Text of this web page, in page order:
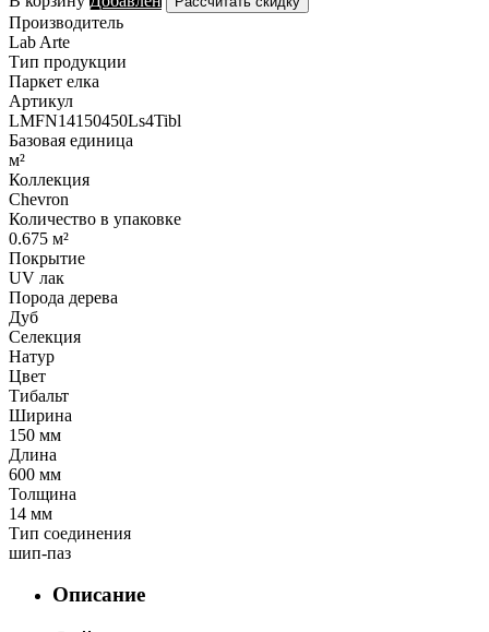
Производитель
Lab Arte
Тип продукции
Паркет елка
Артикул
LMFN14150450Ls4Tibl
Базовая единица
м²
Коллекция
Chevron
Количество в упаковке
0.675 м²
Покрытие
UV лак
Порода дерева
Дуб
Селекция
Натур
Цвет
Тибальт
Ширина
150 мм
Длина
600 мм
Толщина
14 мм
Тип соединения
шип-паз
Описание